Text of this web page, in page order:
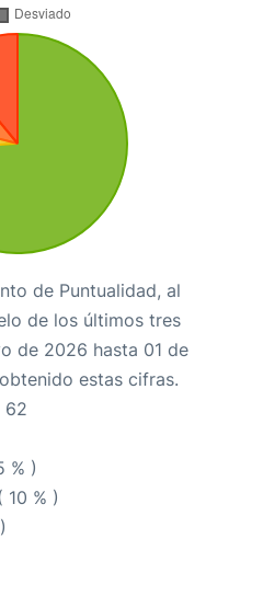
de Puntualidad, al
de los últimos tres
de 2026 hasta 01 de
estas cifras.
62
% )
10 % )